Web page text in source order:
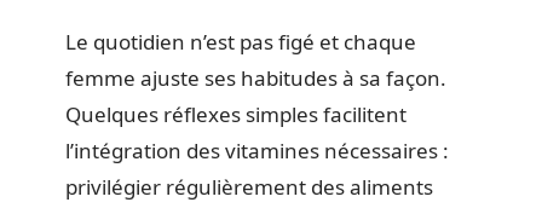
Le quotidien n’est pas figé et chaque
femme ajuste ses habitudes à sa façon.
Quelques réflexes simples facilitent
l’intégration des vitamines nécessaires :
privilégier régulièrement des aliments